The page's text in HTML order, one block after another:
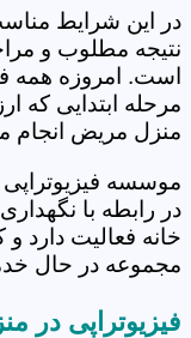
در این شرایط
نتیجه مطلوب و
است. امروزه همه
مرحله ابتدایی که
منزل مریض انجام
موسسه
در رابطه با
خانه فعالیت دارد
مجموعه در حال
فیزیوتراپی در